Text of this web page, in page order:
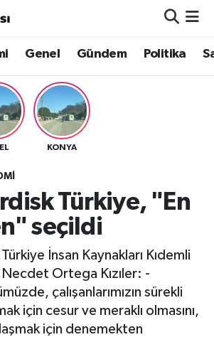
Genel Gündem Politika
KONYA
Türkiye, "En
seçildi
İnsan Kaynakları Kıdemli
Ortega Kızıler: -
çalışanlarımızın sürekli
için cesur ve meraklı olmasını,
için denemekten
Durumu ve Fikstür